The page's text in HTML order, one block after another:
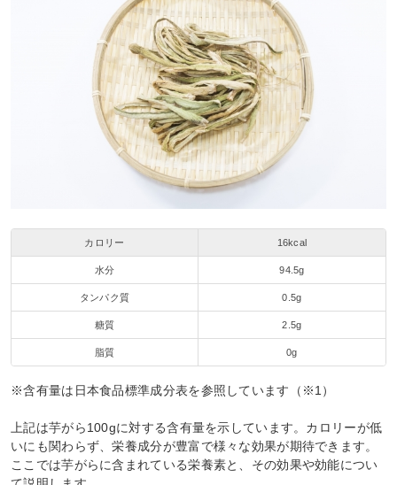
カロリー 16kcal
水分 94.5g
タンパク質 0.5g
糖質 2.5g
脂質 0g
※含有量は日本食品標準成分表を参照しています（※1）
上記は芋がら100gに対する含有量を示しています。カロリーが低
いにも関わらず、栄養成分が豊富で様々な効果が期待できます。
ここでは芋がらに含まれている栄養素と、その効果や効能につい